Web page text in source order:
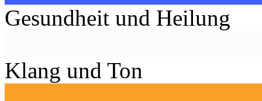
Gesundheit und Heilung
Klang und Ton